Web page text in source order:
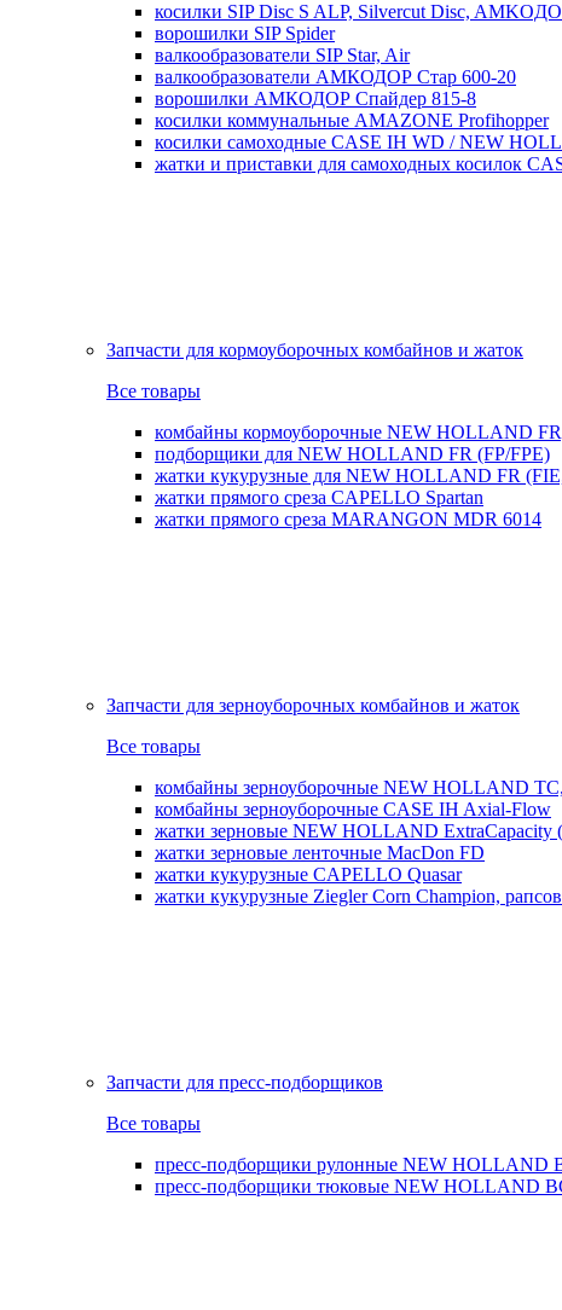
косилки SIP Disc S ALP, Silvercut Disc,
ворошилки SIP Spider
валкообразователи SIP Star, Air
валкообразователи АМКОДОР Стар 600-20
ворошилки АМКОДОР Спайдер 815-8
косилки коммунальные AMAZONE Profihopper
косилки самоходные CASE IH WD / NEW
жатки и приставки для самоходных косилок
Запчасти для кормоуборочных комбайнов и жаток
Все товары
комбайны кормоуборочные NEW HOLLAND
подборщики для NEW HOLLAND FR (FP/FPE)
жатки кукурузные для NEW HOLLAND FR
жатки прямого среза CAPELLO Spartan
жатки прямого среза MARANGON MDR 6014
Запчасти для зерноуборочных комбайнов и жаток
Все товары
комбайны зерноуборочные NEW HOLLAND
комбайны зерноуборочные CASE IH Axial-Flow
жатки зерновые NEW HOLLAND ExtraCapacity
жатки зерновые ленточные MacDon FD
жатки кукурузные CAPELLO Quasar
жатки кукурузные Ziegler Corn Champion,
Запчасти для пресс-подборщиков
Все товары
пресс-подборщики рулонные NEW HOLLAND
пресс-подборщики тюковые NEW HOLLAND